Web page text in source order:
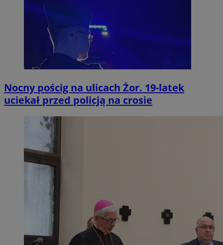
Nocny pościg na ulicach Żor. 19-latek
uciekał przed policją na crosie